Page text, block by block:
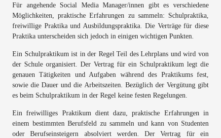
Für angehende Social Media Manager/innen gibt es verschiedene
Möglichkeiten, praktische Erfahrungen zu sammeln: Schulpraktika,
freiwillige Praktika und Ausbildungspraktika. Die Verträge für diese
Praktika unterscheiden sich jedoch in einigen wichtigen Punkten.
Ein Schulpraktikum ist in der Regel Teil des Lehrplans und wird von
der Schule organisiert. Der Vertrag für ein Schulpraktikum legt die
genauen Tätigkeiten und Aufgaben während des Praktikums fest,
sowie die Dauer und die Arbeitszeiten. Bezüglich der Vergütung gibt
es beim Schulpraktikum in der Regel keine festen Regelungen.
Ein freiwilliges Praktikum dient dazu, praktische Erfahrungen in
einem bestimmten Berufsfeld zu sammeln und kann von Studenten
oder Berufseinsteigern absolviert werden. Der Vertrag für ein